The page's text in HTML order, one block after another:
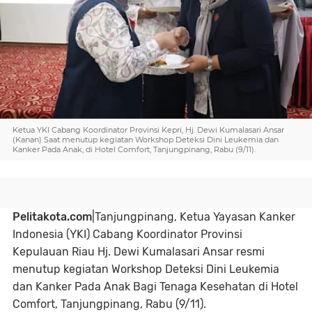
Ketua YKI Cabang Koordinator Provinsi Kepri, Hj. Dewi Kumalasari Ansar
(Kanan) Saat menutup kegiatan Workshop Deteksi Dini Leukemia dan
Kanker Pada Anak, di Hotel Comfort, Tanjungpinang, Rabu (9/11).
Pelitakota.com |Tanjungpinang, Ketua Yayasan Kanker
Indonesia (YKI) Cabang Koordinator Provinsi
Kepulauan Riau Hj. Dewi Kumalasari Ansar resmi
menutup kegiatan Workshop Deteksi Dini Leukemia
dan Kanker Pada Anak Bagi Tenaga Kesehatan di Hotel
Comfort, Tanjungpinang, Rabu (9/11).